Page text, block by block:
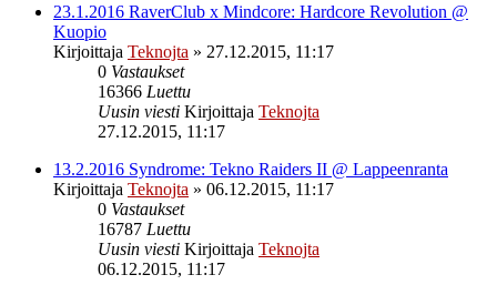
23.1.2016 RaverClub x Mindcore: Hardcore Revolution @
Kuopio
Kirjoittaja Teknojta » 27.12.2015, 11:17
0 Vastaukset
16366 Luettu
Uusin viesti Kirjoittaja Teknojta
27.12.2015, 11:17
13.2.2016 Syndrome: Tekno Raiders II @ Lappeenranta
Kirjoittaja Teknojta » 06.12.2015, 11:17
0 Vastaukset
16787 Luettu
Uusin viesti Kirjoittaja Teknojta
06.12.2015, 11:17